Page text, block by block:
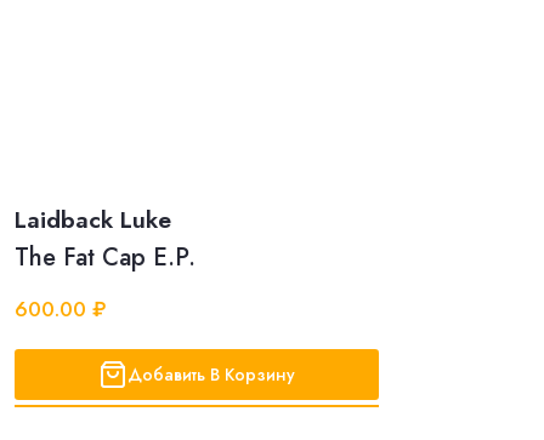
Laidback Luke
The Fat Cap E.P.
600.00 ₽
Добавить В Корзину